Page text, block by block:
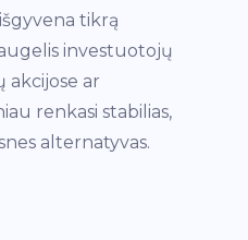
tikrą
investuotojų
akcijose ar
renkasi stabilias,
alternatyvas.